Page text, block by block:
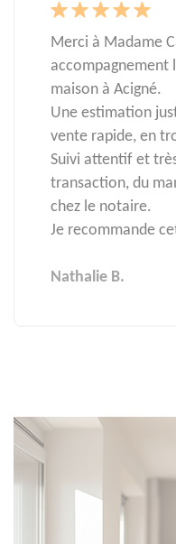
Merci à Madame
accompagnement
maison à Acigné.
Une estimation
vente rapide, en
Suivi attentif et
transaction, du
chez le notaire.
Je recommande
Nathalie B.